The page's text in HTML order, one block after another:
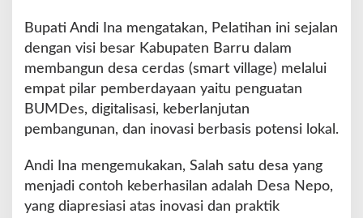
Bupati Andi Ina mengatakan, Pelatihan ini sejalan
dengan visi besar Kabupaten Barru dalam
membangun desa cerdas (smart village) melalui
empat pilar pemberdayaan yaitu penguatan
BUMDes, digitalisasi, keberlanjutan
pembangunan, dan inovasi berbasis potensi lokal.
Andi Ina mengemukakan, Salah satu desa yang
menjadi contoh keberhasilan adalah Desa Nepo,
yang diapresiasi atas inovasi dan praktik